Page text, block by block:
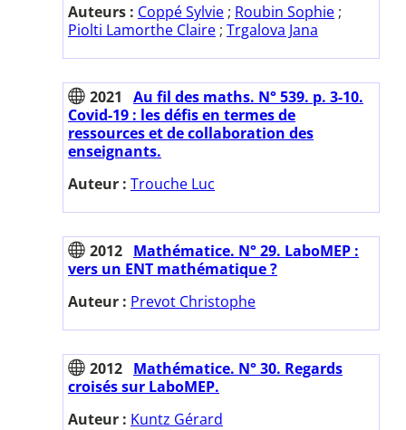
Auteurs : Coppé Sylvie ; Roubin Sophie ;
Piolti Lamorthe Claire ; Trgalova Jana
2021
Au fil des maths. N° 539. p. 3-10.
Covid-19 : les défis en termes de
ressources et de collaboration des
enseignants.
Auteur : Trouche Luc
2012 Mathématice. N° 29. LaboMEP :
vers un ENT mathématique ?
Auteur : Prevot Christophe
2012 Mathématice. N° 30. Regards
croisés sur LaboMEP.
Auteur : Kuntz Gérard